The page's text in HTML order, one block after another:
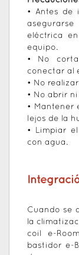
• Antes de
eléctrica
equipo.
• No
conectar al
• No
• No abrir
• Mantener
lejos de la
• Limpiar
con agua.
Cuando se
la
coil e-
bastidor e-